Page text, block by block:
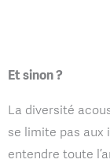
Et sinon ?
La diversité
se limite pas aux
entendre toute